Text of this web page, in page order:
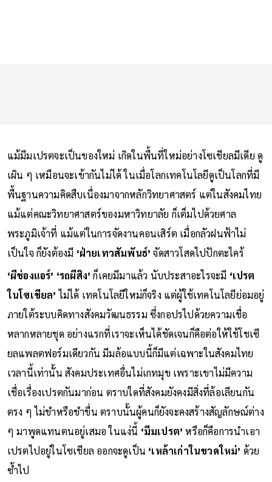
แม้มีมเปรตจะเป็นของใหม่ เกิดในพื้นที่ใหม่อย่างโซเชียลมีเดีย ดู
เผิน ๆ เหมือนจะเข้ากันไม่ได้ ในเมื่อโลกเทคโนโลยีดูเป็นโลกที่มี
พื้นฐานความคิดสืบเนื่องมาจากหลักวิทยาศาสตร์ แต่ในสังคมไทย
แม้แต่คณะวิทยาศาสตร์ของมหาวิทยาลัย ก็เต็มไปด้วยศาล
พระภูมิเจ้าที่ แม้แต่ในการจัดงานคอนเสิร์ต เมื่อกลัวฝนฟ้าไม่
เป็นใจ ก็ยังต้องมี ‘ฝ่ายเทวสัมพันธ์’ จัดสาวโสดไปปักตะไคร้
‘ผีช่องแอร์’ ‘รถผีสิง’ก็เคยมีมาแล้ว นับประสาอะไรจะมี ‘เปรต
ในโซเชียล’ไม่ได้ เทคโนโลยีใหม่ก็จริง แต่ผู้ใช้เทคโนโลยีย่อมอยู่
ภายใต้ระบบคิดทางสังคมวัฒนธรรม ซึ่งกอปรไปด้วยความเชื่อ
หลากหลายชุด อย่างแรกที่เราจะเห็นได้ชัดเจนก็คือต่อให้ใช้โชเซี
ยลแพลตฟอร์มเดียวกัน มีมล้อแบบนี้ก็มีแต่เฉพาะในสังคมไทย
เวลานี้เท่านั้น สังคมประเทศอื่นไม่เกทมุข เพราะเขาไม่มีความ
เชื่อเรื่องเปรตกันมาก่อน ตราบใดที่สังคมยังคงมีสิ่งที่ล้อเลียนกัน
ตรง ๆ ไม่ขำหรือขำขื่น ตราบนั้นผู้คนก็ยังจะคงสร้างสัญลักษณ์ต่าง
ๆ มาพูดแทนตนอยู่เสมอ ในแง่นี้ ‘มีมเปรต’ หรือก็คือการนำเอา
เปรตไปอยู่ในโซเชียล ออกจะดูเป็น ‘เหล้าเก่าในขวดใหม่’ ด้วย
ซ้ำไป